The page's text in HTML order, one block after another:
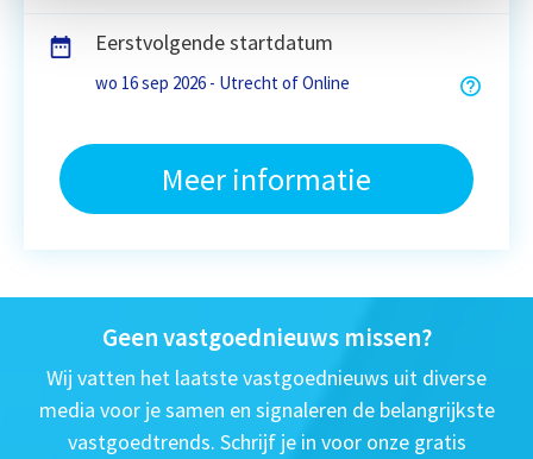
Eerstvolgende startdatum
wo 16 sep 2026 - Utrecht of Online
Meer informatie
Geen vastgoednieuws missen?
Wij vatten het laatste vastgoednieuws uit diverse
media voor je samen en signaleren de belangrijkste
vastgoedtrends. Schrijf je in voor onze gratis